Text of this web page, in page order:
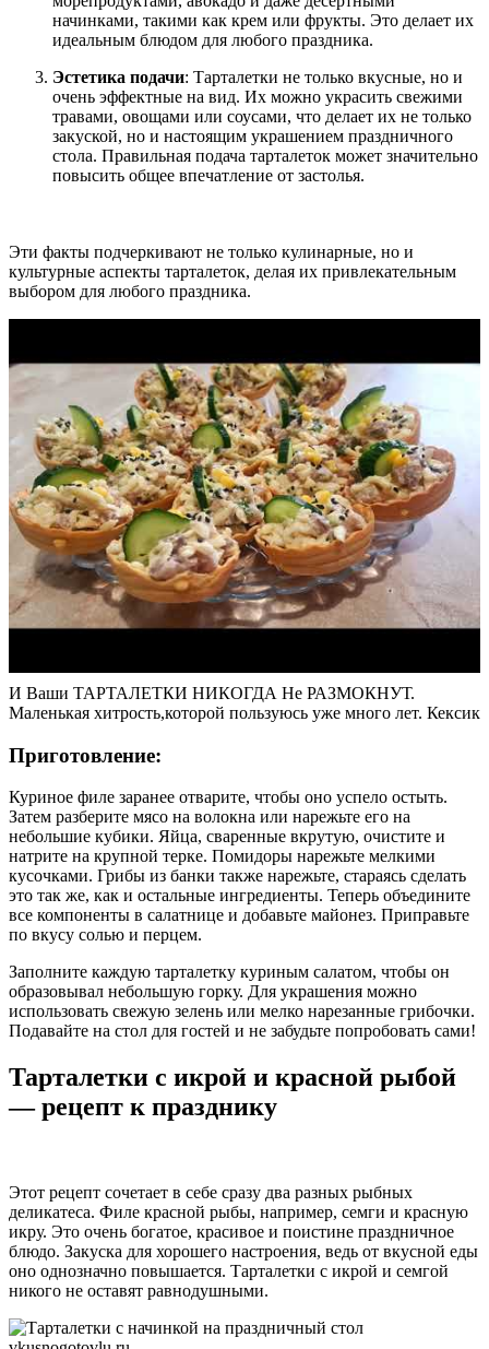
начинками, такими как крем или фрукты. Это делает их
идеальным блюдом для любого праздника.
Эстетика подачи: Тарталетки не только вкусные, но и
очень эффектные на вид. Их можно украсить свежими
травами, овощами или соусами, что делает их не только
закуской, но и настоящим украшением праздничного
стола. Правильная подача тарталеток может значительно
повысить общее впечатление от застолья.
Эти факты подчеркивают не только кулинарные, но и
культурные аспекты тарталеток, делая их привлекательным
выбором для любого праздника.
И Ваши ТАРТАЛЕТКИ НИКОГДА Не РАЗМОКНУТ.
Маленькая хитрость,которой пользуюсь уже много лет. Кексик
Приготовление:
Куриное филе заранее отварите, чтобы оно успело остыть.
Затем разберите мясо на волокна или нарежьте его на
небольшие кубики. Яйца, сваренные вкрутую, очистите и
натрите на крупной терке. Помидоры нарежьте мелкими
кусочками. Грибы из банки также нарежьте, стараясь сделать
это так же, как и остальные ингредиенты. Теперь объедините
все компоненты в салатнице и добавьте майонез. Приправьте
по вкусу солью и перцем.
Заполните каждую тарталетку куриным салатом, чтобы он
образовывал небольшую горку. Для украшения можно
использовать свежую зелень или мелко нарезанные грибочки.
Подавайте на стол для гостей и не забудьте попробовать сами!
Тарталетки с икрой и красной рыбой
— рецепт к празднику
Этот рецепт сочетает в себе сразу два разных рыбных
деликатеса. Филе красной рыбы, например, семги и красную
икру. Это очень богатое, красивое и поистине праздничное
блюдо. Закуска для хорошего настроения, ведь от вкусной еды
оно однозначно повышается. Тарталетки с икрой и семгой
никого не оставят равнодушными.